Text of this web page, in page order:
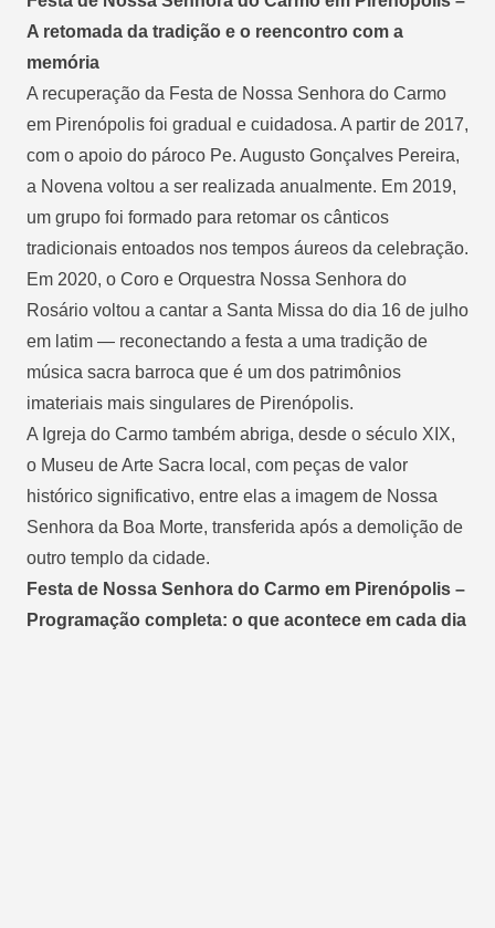
A retomada da tradição e o reencontro com a
memória
A recuperação da Festa de Nossa Senhora do Carmo
em Pirenópolis foi gradual e cuidadosa. A partir de 2017,
com o apoio do pároco Pe. Augusto Gonçalves Pereira,
a Novena voltou a ser realizada anualmente. Em 2019,
um grupo foi formado para retomar os cânticos
tradicionais entoados nos tempos áureos da celebração.
Em 2020, o Coro e Orquestra Nossa Senhora do
Rosário voltou a cantar a Santa Missa do dia 16 de julho
em latim — reconectando a festa a uma tradição de
música sacra barroca que é um dos patrimônios
imateriais mais singulares de Pirenópolis.
A Igreja do Carmo também abriga, desde o século XIX,
o Museu de Arte Sacra local, com peças de valor
histórico significativo, entre elas a imagem de Nossa
Senhora da Boa Morte, transferida após a demolição de
outro templo da cidade.
Festa de Nossa Senhora do Carmo em Pirenópolis –
Programação completa: o que acontece em cada dia